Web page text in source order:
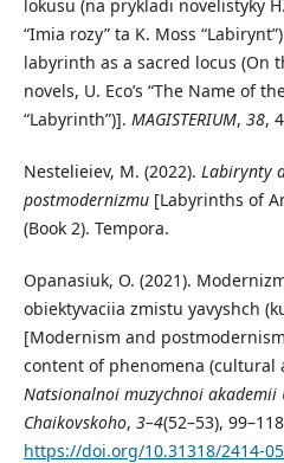
lokusu (na prykladi novelistyky
“Imia rozy” ta K. Moss
labyrinth as a sacred locus (On
novels, U. Eco’s “The Name of
“Labyrinth”)]. MAGISTERIUM, 38,
Nestelieiev, M. (2022). Labirynty
postmodernizmu [Labyrinths of
(Book 2). Tempora.
Opanasiuk, O. (2021).
obiektyvaciia zmistu yavyshch
[Modernism and
content of phenomena (cultural
Natsionalnoi muzychnoi akademii
Chaikovskoho, 3–4(52–53),
https://doi.org/10.31318/2414-